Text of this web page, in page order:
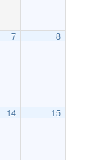
7 8
14 15